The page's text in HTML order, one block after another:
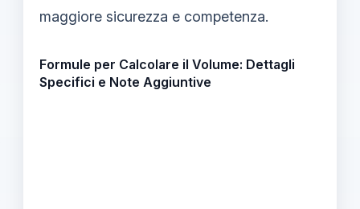
maggiore sicurezza e competenza.
Formule per Calcolare il Volume: Dettagli
Specifici e Note Aggiuntive